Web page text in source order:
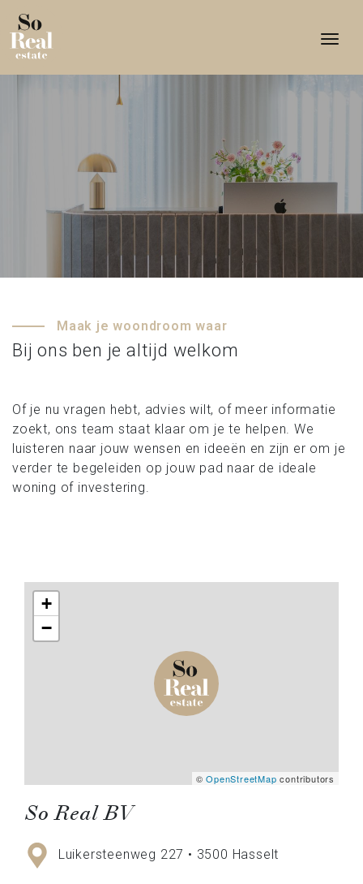
Maak je woondroom waar
Bij ons ben je altijd welkom
Of je nu vragen hebt, advies wilt, of meer informatie
zoekt, ons team staat klaar om je te helpen. We
luisteren naar jouw wensen en ideeën en zijn er om je
verder te begeleiden op jouw pad naar de ideale
woning of investering.
+
−
©OpenStreetMap contributors
So Real BV
Luikersteenweg 227 • 3500 Hasselt